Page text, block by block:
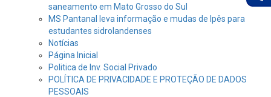
saneamento em Mato Grosso do Sul
MS Pantanal leva informação e mudas de Ipês para
estudantes sidrolandenses
Notícias
Página Inicial
Politica de Inv. Social Privado
POLÍTICA DE PRIVACIDADE E PROTEÇÃO DE DADOS
PESSOAIS